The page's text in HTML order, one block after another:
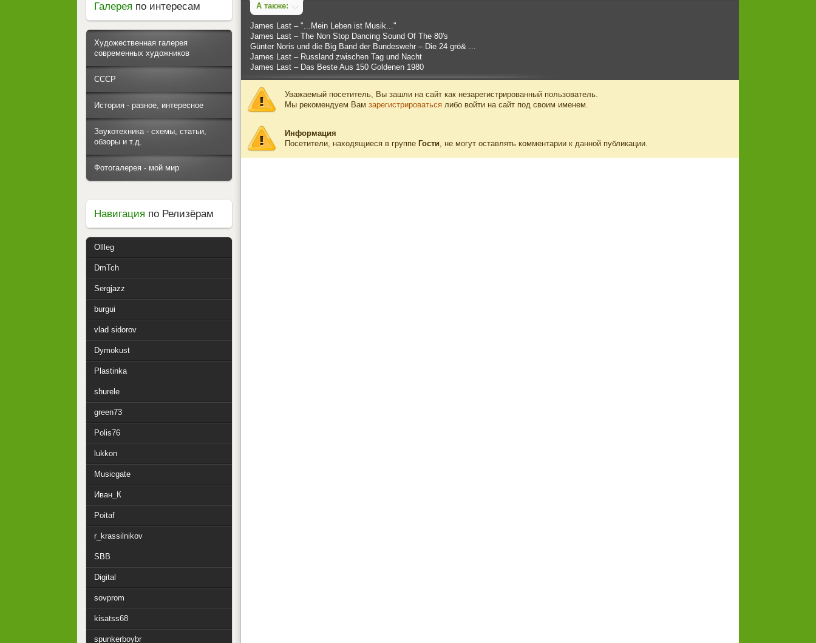
А также:
James Last ‎– "...Mein Leben ist Musik..."
James Last ‎– The Non Stop Dancing Sound Of The 80's
Günter Noris und die Big Band der Bundeswehr ‎– Die 24 grö& ...
James Last ‎– Russland zwischen Tag und Nacht
James Last ‎– Das Beste Aus 150 Goldenen 1980
Уважаемый посетитель, Вы зашли на сайт как незарегистрированный пользователь.
Мы рекомендуем Вам зарегистрироваться либо войти на сайт под своим именем.
Информация
Посетители, находящиеся в группе Гости, не могут оставлять комментарии к данной публикации.
Галерея по интересам
Художественная галерея
современных художников
СССР
История - разное, интересное
Звукотехника - схемы, статьи,
обзоры и т.д.
Фотогалерея - мой мир
Навигация по Релизёрам
Ollleg
DmTch
Sergjazz
burgui
vlad sidorov
Dymokust
Plastinka
shurele
green73
Polis76
lukkon
Musicgate
Иван_К
Poitaf
r_krassilnikov
SBB
Digital
sovprom
kisatss68
spunkerboybr